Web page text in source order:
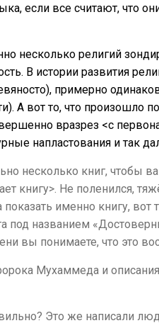
если все считают, что
несколько религий
В истории развития
примерно
А вот то, что произошло
вразрез <с
напластования и так
несколько книг, чтобы
книгу>. Не поленился,
показать именно книгу,
под названием
вы понимаете, что это
Мухаммеда и
Это же написали